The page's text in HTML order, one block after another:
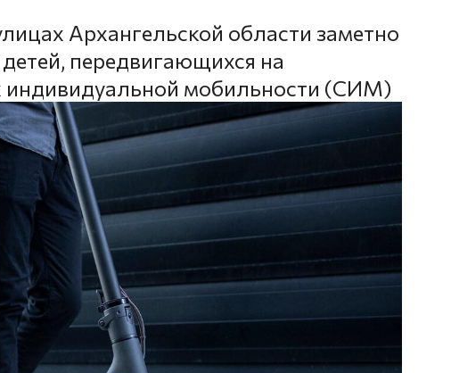
Архангельской области заметно
передвигающихся на
индивидуальной мобильности (СИМ)